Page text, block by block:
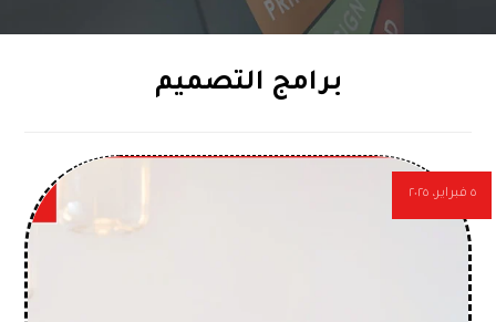
برامج التصميم
٥ فبراير، ٢٠٢٥